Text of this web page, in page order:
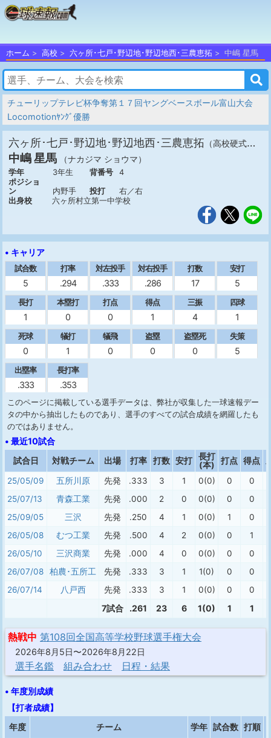
ホーム 高校 六ヶ所･七戸･野辺地･野辺地西･三農恵拓 中嶋 星馬
チューリップテレビ杯争奪第１７回ヤングベースボール富山大会
Locomotionﾔﾝｸﾞ優勝
六ヶ所･七戸･野辺地･野辺地西･三農恵拓 （高校硬式・青森）
中嶋 星馬 （ナカジマ ショウマ）
学年 3年生 背番号
4
ポジショ
ン
内野手 投打
右／右
出身校
六ヶ所村立第一中学校
• キャリア
試合数
5
打率
.294
対左投手
.333
対右投手
.286
打数
17
安打
5
長打
1
本塁打
0
打点
0
得点
1
三振
4
四球
1
死球
0
犠打
1
犠飛
0
盗塁
0
盗塁死
0
失策
5
出塁率
.333
長打率
.353
このページに掲載している選手データは、弊社が収集した一球速報デー
タの中から抽出したものであり、選手のすべての試合成績を網羅したも
のではありません。
• 最近10試合
試合日 対戦チーム 出場 打率 打数 安打
長打
(本)
打点 得点
25/05/09 五所川原 先発 .333 3 1 0(0) 0
0
25/07/13
青森工業 先発 .000 2 0 0(0) 0
0
25/09/05
三沢 先発 .250 4 1 0(0) 1
0
26/05/08
むつ工業 先発 .500 4 2 0(0) 0
1
26/05/10
三沢商業 先発 .000 4 0 0(0) 0
0
26/07/08
柏農･五所工 先発 .333 3 1 1(0) 0
0
26/07/14
八戸西 先発 .333 3 1 0(0) 0 0
7試合 .261 23 6 1(0) 1 1
熱戦中 第108回全国高等学校野球選手権大会
2026年8月5日〜2026年8月22日
選手名鑑 組み合わせ 日程・結果
• 年度別成績
【打者成績】
年度
チーム 学年 試合数 打順